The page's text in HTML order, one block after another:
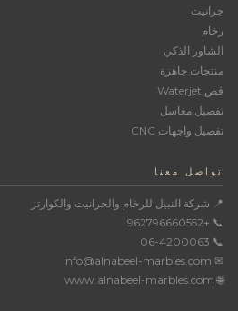
جرانيت
رخام
الشاور الذكي
منتجات جاهزة
قص Waterjet
تفصيل مغاسل
تفصيل واجهات CNC
تواصل معنا
📍 شركة النبيل للرخام والجرانيت والكوارتز
📞 +962796660552
📞 06-4200063
✉ info@alnabeel-marbles.com
🌐 www.alnabeel-marbles.com